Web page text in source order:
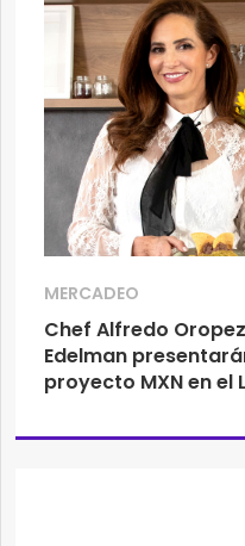
MERCADEO
Chef Alfredo
Edelman
proyecto MXN en el